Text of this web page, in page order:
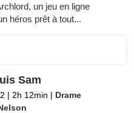
un jeu en ligne
héros prêt à tout...
Sam
| 2h 12min | Drame